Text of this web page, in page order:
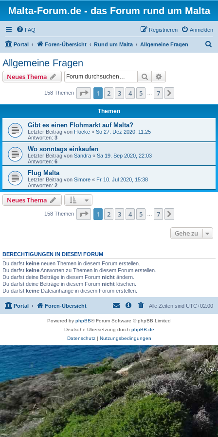
Malta-Forum.de - das Forum rund um Malta
FAQ Anmelden
Registrieren
Portal Foren-Übersicht Rund um Malta Allgemeine Fragen
Allgemeine Fragen
Neues Thema Suche
158 Themen Seite 1von
1 2 3 4 5 7
Themen
Gibt es einen Flohmarkt auf Malta?
Letzter Beitrag von Flocke « So 27. Dez 2020, 11:25
Antworten: 3
Wo sonntags einkaufen
Letzter Beitrag von Sandra « Sa 19. Sep 2020, 22:03
Antworten: 6
Flug Malta
Letzter Beitrag von Simore « Fr 10. Jul 2020, 15:38
Antworten: 2
Neues Thema
158 Themen Seite 1von
1 2 3 4 5 7
Gehe zu
BERECHTIGUNGEN IN DIESEM FORUM
Du darfst keine neuen Themen in diesem Forum erstellen.
Du darfst keineAntworten zu Themen in diesem Forum erstellen.
Du darfst deine Beiträge in diesem Forum nicht ändern.
Du darfst deine Beiträge in diesem Forum nicht löschen.
Du darfst keine Dateianhänge in diesem Forum erstellen.
Portal Foren-Übersicht Alle Zeiten sind UTC+02:00
Powered by phpBB® Forum Software © phpBB Limited
Deutsche Übersetzung durch phpBB.de
Datenschutz| Nutzungsbedingungen